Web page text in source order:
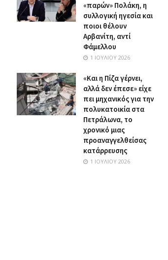
«παρών» Πολάκη, η
συλλογική ηγεσία και
ποιοι θέλουν
Αρβανίτη, αντί
Φάμελλου
1 ΙΟΥΛΊΟΥ 2026
«Και η Πίζα γέρνει,
αλλά δεν έπεσε» είχε
πει μηχανικός για την
πολυκατοικία στα
Πετράλωνα, το
χρονικό μιας
προαναγγελθείσας
κατάρρευσης
1 ΙΟΥΛΊΟΥ 2026